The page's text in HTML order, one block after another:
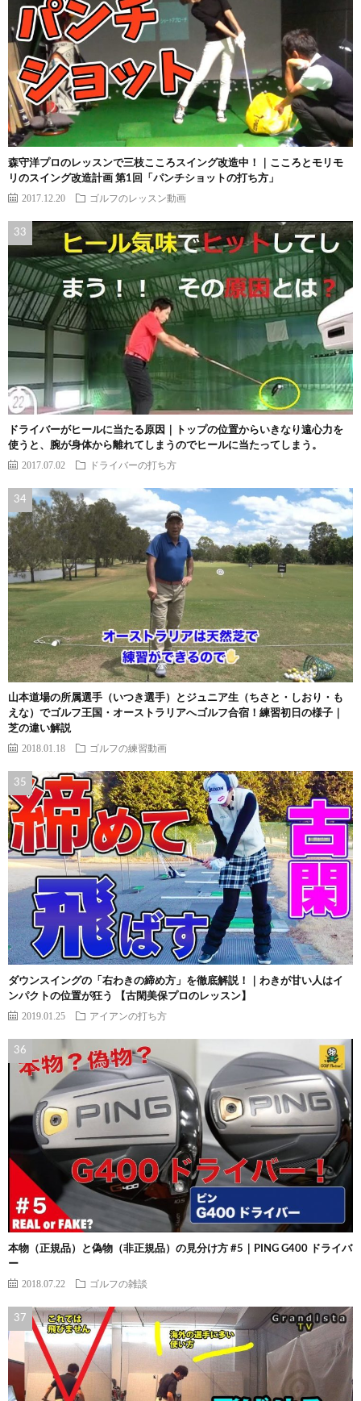
森守洋プロのレッスンで三枝こころスイング改造中！｜こころとモリモ
リのスイング改造計画 第1回「パンチショットの打ち方」
2017.12.20 ゴルフのレッスン動画
ドライバーがヒールに当たる原因｜トップの位置からいきなり遠心力を
使うと、腕が身体から離れてしまうのでヒールに当たってしまう。
2017.07.02 ドライバーの打ち方
山本道場の所属選手（いつき選手）とジュニア生（ちさと・しおり・も
えな）でゴルフ王国・オーストラリアへゴルフ合宿！練習初日の様子｜
芝の違い解説
2018.01.18 ゴルフの練習動画
ダウンスイングの「右わきの締め方」を徹底解説！｜わきが甘い人はイ
ンパクトの位置が狂う 【古閑美保プロのレッスン】
2019.01.25 アイアンの打ち方
本物（正規品）と偽物（非正規品）の見分け方 #5｜PING G400 ドライバ
ー
2018.07.22 ゴルフの雑談